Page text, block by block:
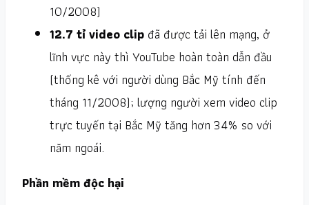
10/2008)
12.7 tỉ video clip đã được tải lên mạng, ở
lĩnh vực này thì YouTube hoàn toàn dẫn đầu
(thống kê với người dùng Bắc Mỹ tính đến
tháng 11/2008); lượng người xem video clip
trực tuyến tại Bắc Mỹ tăng hơn 34% so với
năm ngoái.
Phần mềm độc hại